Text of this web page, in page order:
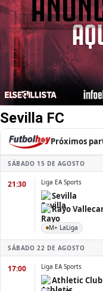
Sevilla FC